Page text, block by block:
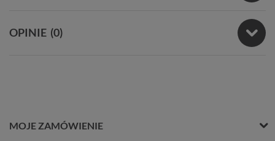
OPINIE (0)
MOJE ZAMÓWIENIE